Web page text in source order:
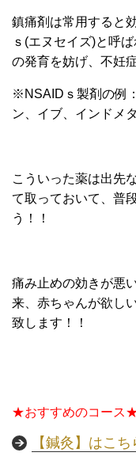
鎮痛剤は常用すると
ｓ(エヌセイズ)と呼
の発育を妨げ、不妊
※NSAIDｓ製剤の例
ン、イブ、インドメ
こういった薬は出先
て取っておいて、普
う！！
痛み止めの効きが悪
来、赤ちゃんが欲し
致します！！
★おすすめのコース
【鍼灸】はこ